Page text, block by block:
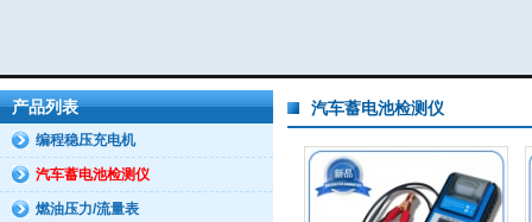
汽车蓄电池检测仪
产品列表
编程稳压充电机
汽车蓄电池检测仪
燃油压力/流量表